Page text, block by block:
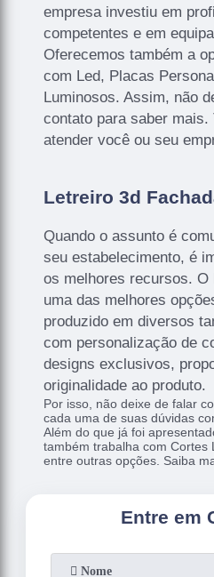
empresa investiu em
competentes e em
Oferecemos também a
com Led, Placas
Luminosos. Assim, não
contato para saber mais.
atender você ou seu
Letreiro 3d
Quando o assunto é
seu estabelecimento, é
os melhores recursos. O
uma das melhores
produzido em diversos
com personalização de
designs exclusivos,
originalidade ao produto.
Por isso, não deixe de falar
cada uma de suas dúvidas
Além do que já foi
também trabalha com Cortes
entre outras opções. Saiba
Entre em